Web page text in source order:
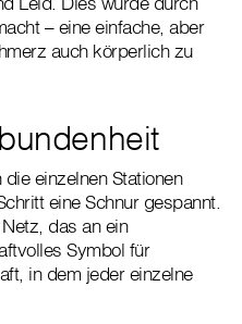
– eine einfache, aber
auch körperlich zu
einzelnen Stationen
eine Schnur gespannt.
das an ein
Symbol für
in dem jeder einzelne